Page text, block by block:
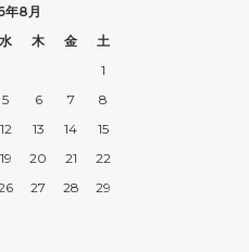
8月
水 木 金
土
1
5 6 7
8
12 13 14
15
19 20 21
22
27 28
29